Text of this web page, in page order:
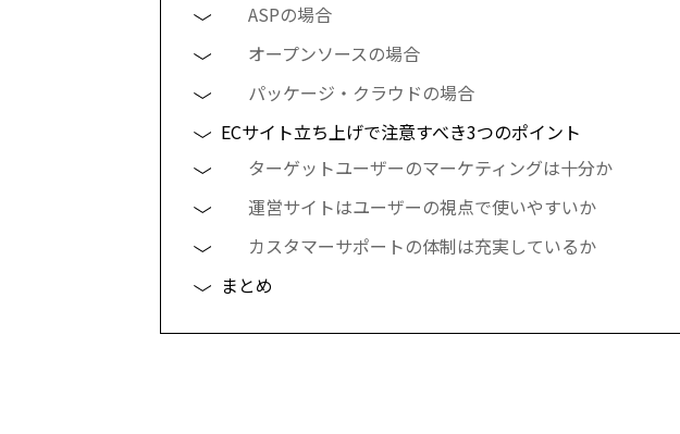
ASPの場合
オープンソースの場合
パッケージ・クラウドの場合
ECサイト立ち上げで注意すべき3つのポイント
ターゲットユーザーのマーケティングは十分か
運営サイトはユーザーの視点で使いやすいか
カスタマーサポートの体制は充実しているか
まとめ